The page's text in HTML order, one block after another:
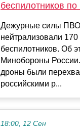
беспилотников по
Дежурные силы ПВО
нейтрализовали 170
беспилотников. Об
Минобороны
дроны были
российскими р...
18:00, 12 Сен